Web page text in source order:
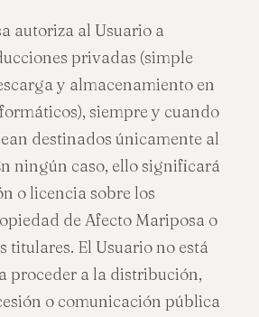
autoriza al Usuario a
privadas (simple
y almacenamiento en
siempre y cuando
destinados únicamente al
ningún caso, ello significará
o licencia sobre los
de Afecto Mariposa o
titulares. El Usuario no está
proceder a la distribución,
o comunicación pública